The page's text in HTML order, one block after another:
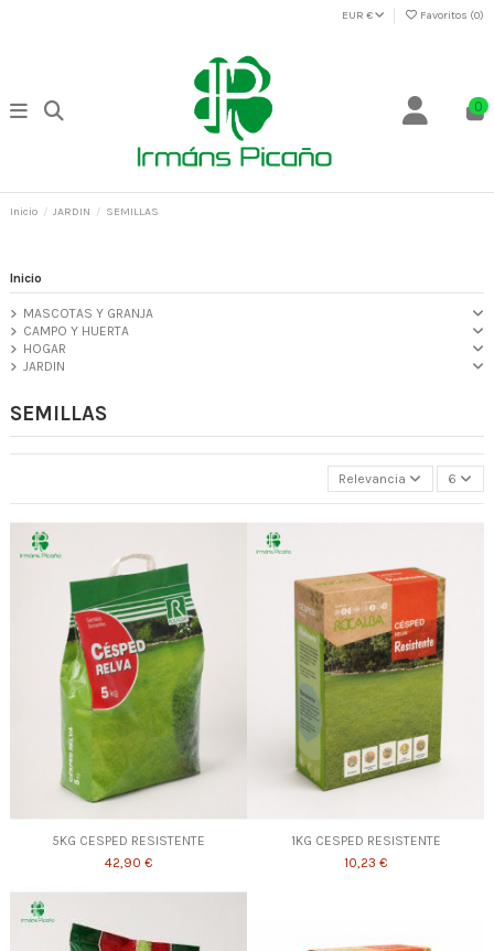
EUR € Favoritos (0)
0
Inicio JARDIN SEMILLAS
SEMILLAS
Relevancia 6
5KG CESPED RESISTENTE
42,90 €
1KG CESPED RESISTENTE
10,23 €
Inicio
MASCOTAS Y GRANJA
CAMPO Y HUERTA
HOGAR
JARDIN